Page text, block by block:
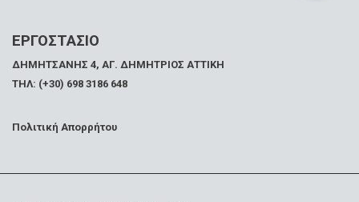
ΕΡΓΟΣΤΑΣΙΟ
ΔΗΜΗΤΣΑΝΗΣ 4, ΑΓ. ΔΗΜΗΤΡΙΟΣ ΑΤΤΙΚΗ
ΤΗΛ: (+30) 698 3186 648
Πολιτική Απορρήτου